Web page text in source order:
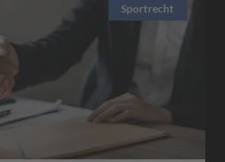
Sportrecht